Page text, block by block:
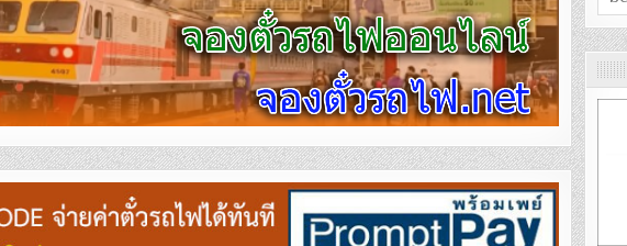
for: